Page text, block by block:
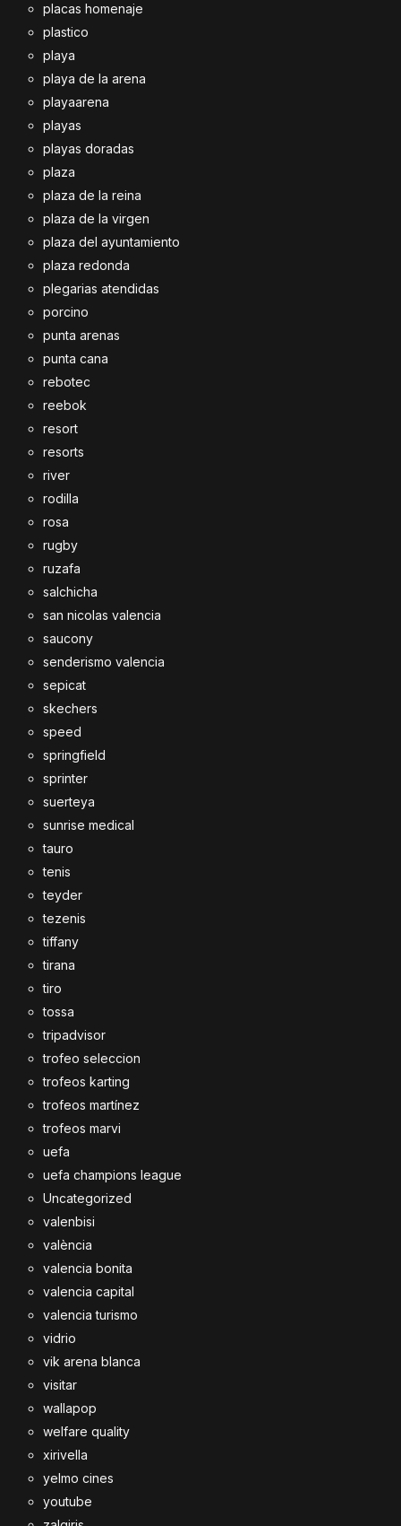
placas homenaje
plastico
playa
playa de la arena
playaarena
playas
playas doradas
plaza
plaza de la reina
plaza de la virgen
plaza del ayuntamiento
plaza redonda
plegarias atendidas
porcino
punta arenas
punta cana
rebotec
reebok
resort
resorts
river
rodilla
rosa
rugby
ruzafa
salchicha
san nicolas valencia
saucony
senderismo valencia
sepicat
skechers
speed
springfield
sprinter
suerteya
sunrise medical
tauro
tenis
teyder
tezenis
tiffany
tirana
tiro
tossa
tripadvisor
trofeo seleccion
trofeos karting
trofeos martínez
trofeos marvi
uefa
uefa champions league
Uncategorized
valenbisi
valència
valencia bonita
valencia capital
valencia turismo
vidrio
vik arena blanca
visitar
wallapop
welfare quality
xirivella
yelmo cines
youtube